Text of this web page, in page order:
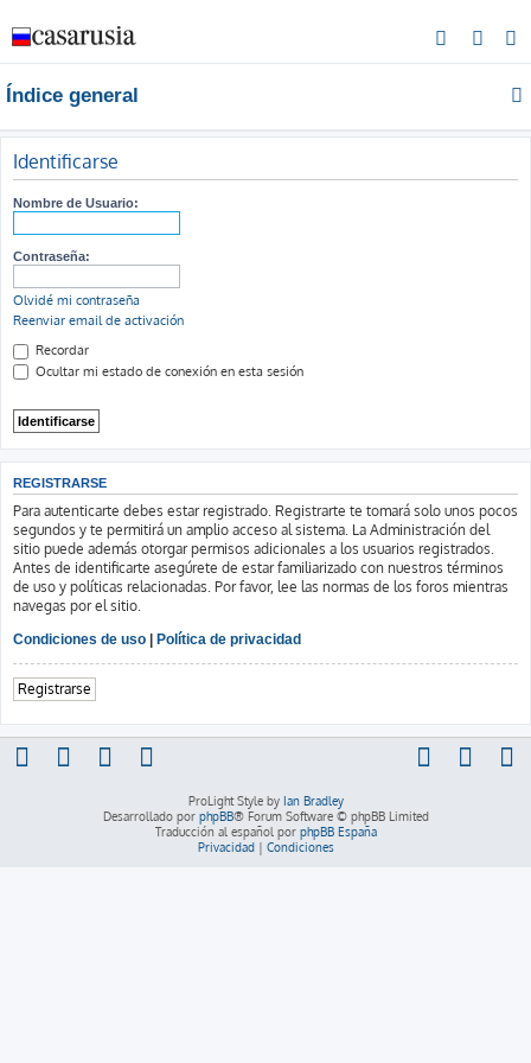
u
r
Índice general
Identificarse
Nombre de Usuario:
Contraseña:
Olvidé mi contraseña
Reenviar email de activación
Recordar
Ocultar mi estado de conexión en esta sesión
REGISTRARSE
Para autenticarte debes estar registrado. Registrarte te tomará solo unos pocos
segundos y te permitirá un amplio acceso al sistema. La Administración del
sitio puede además otorgar permisos adicionales a los usuarios registrados.
Antes de identificarte asegúrete de estar familiarizado con nuestros términos
de uso y políticas relacionadas. Por favor, lee las normas de los foros mientras
navegas por el sitio.
Condiciones de uso | Política de privacidad
Registrarse
ProLight Style by Ian Bradley
Desarrollado por phpBB® Forum Software © phpBB Limited
Traducción al español por phpBB España
Privacidad| Condiciones